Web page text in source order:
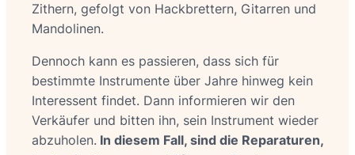
Zithern, gefolgt von Hackbrettern, Gitarren und
Mandolinen.
Dennoch kann es passieren, dass sich für
bestimmte Instrumente über Jahre hinweg kein
Interessent findet. Dann informieren wir den
Verkäufer und bitten ihn, sein Instrument wieder
abzuholen. In diesem Fall, sind die Reparaturen,